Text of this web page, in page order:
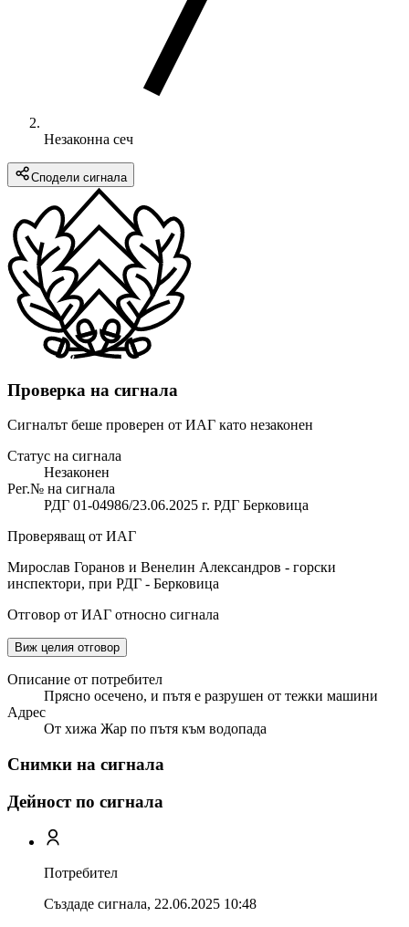
Незаконна сеч
Сподели сигнала
Проверка на сигнала
Сигналът беше проверен от ИАГ като незаконен
Статус на сигнала
Незаконен
Рег.№ на сигнала
РДГ 01-04986/23.06.2025 г. РДГ Берковица
Проверяващ от ИАГ
Мирослав Горанов и Венелин Александров - горски
инспектори, при РДГ - Берковица
Отговор от ИАГ относно сигнала
Виж целия отговор
Описание от потребител
Прясно осечено, и пътя е разрушен от тежки машини
Адрес
От хижа Жар по пътя към водопада
Снимки на сигнала
Дейност по сигнала
Потребител
Създаде сигнала, 22.06.2025 10:48